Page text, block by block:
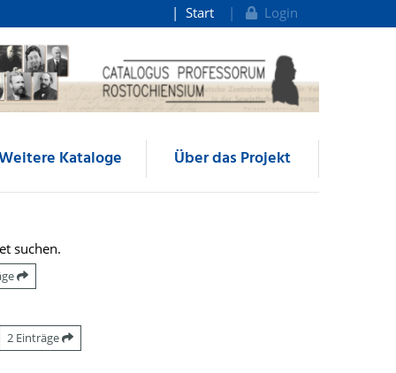
Start Login
Kataloge Über das Projekt
suchen.
2 Einträge